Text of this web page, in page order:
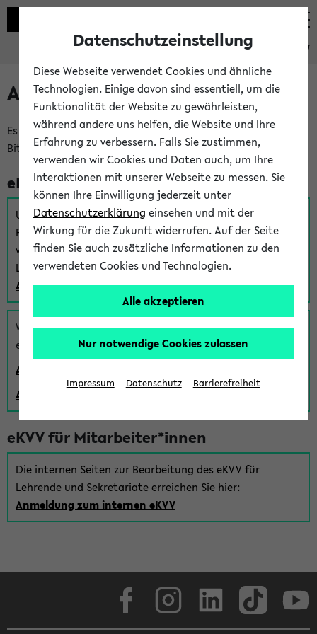
eKVV
Anmeldung am eKVV
Es gibt mehrere Möglichkeiten zur Anmeldung am eKVV.
Bitte wählen Sie die für Sie richtige aus:
eKVV für Studierende
Um sich einen Stundenplan zu erstellen und alle weiteren
Funktionen des eKVVs für Studierende zu nutzen,
verwenden Sie diesen Link zur Anmeldung über Ihr Uni
Login:
Anmeldung zum eKVV der Studierenden
Wenn Sie (noch) kein Uni Login haben, können Sie das
eKVV auch über einen Gastzugang verwenden:
Anmeldung über einen vorhandenen Gastzugang
Anlegen eines neuen Gastzugangs
eKVV für Mitarbeiter*innen
Die internen Seiten zur Bearbeitung des eKVV für
Lehrende und Sekretariate erreichen Sie hier:
Anmeldung zum internen eKVV
Datenschutzeinstellung
Diese Webseite verwendet Cookies und ähnliche
Technologien. Einige davon sind essentiell, um die
Funktionalität der Website zu gewährleisten,
während andere uns helfen, die Website und Ihre
Erfahrung zu verbessern. Falls Sie zustimmen,
verwenden wir Cookies und Daten auch, um Ihre
Interaktionen mit unserer Webseite zu messen. Sie
können Ihre Einwilligung jederzeit unter
Datenschutzerklärung einsehen und mit der
Wirkung für die Zukunft widerrufen. Auf der Seite
finden Sie auch zusätzliche Informationen zu den
verwendeten Cookies und Technologien.
Alle akzeptieren
Nur notwendige Cookies zulassen
Impressum Datenschutz Barrierefreiheit